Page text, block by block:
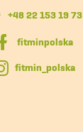
+48 22 153 19 73
fitmin_polska